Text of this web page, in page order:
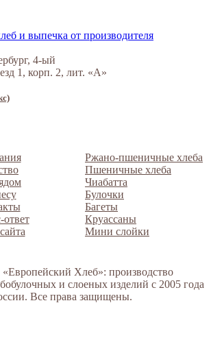
4-ый
1, корп. 2, лит. «А»
Ржано-пшеничные хлеба
Пшеничные хлеба
Чиабатта
Булочки
Багеты
Круассаны
Мини слойки
Хлеб»: производство
и слоеных изделий с 2005 года
Все права защищены.